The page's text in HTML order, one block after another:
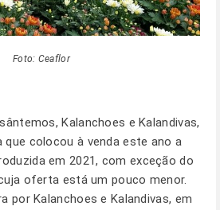
Foto: Ceaflor
Kalanchoes e Kalandivas,
que colocou à venda este ano a
em 2021, com exceção do
oferta está um pouco menor.
por Kalanchoes e Kalandivas, em